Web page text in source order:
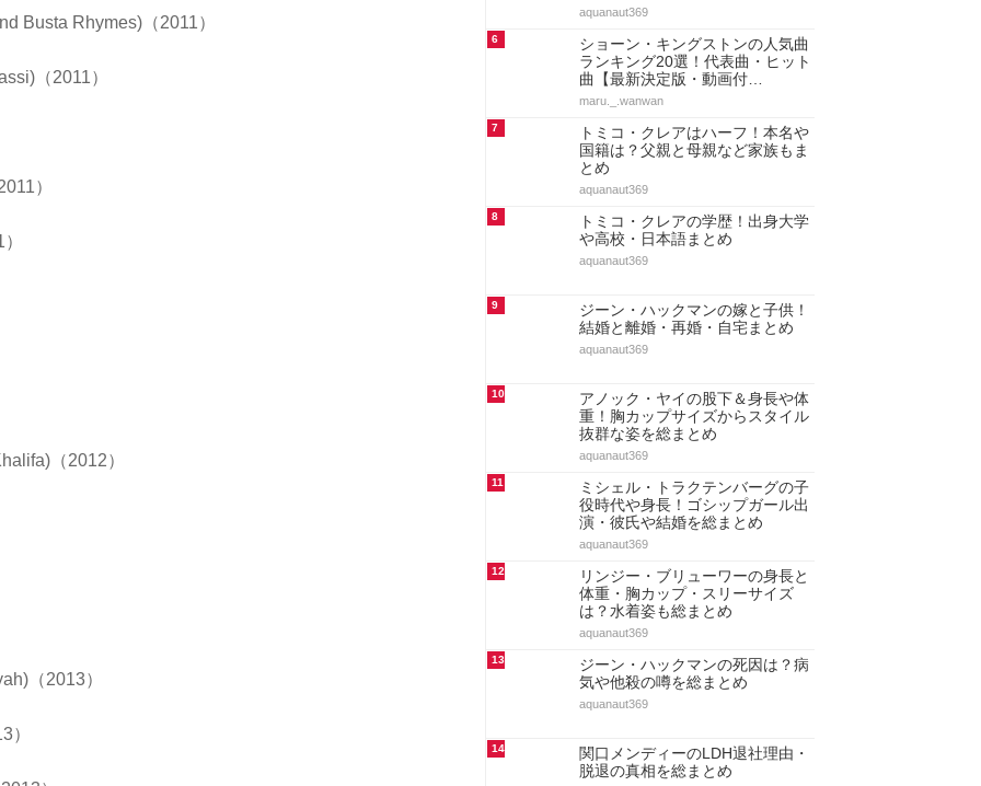
Busta Rhymes)（2011）
（2011）
）
（2012）
（2013）
）
aquanaut369
6
ショーン・キングストンの人気曲
ランキング20選！代表曲・ヒット
曲【最新決定版・動画付…
maru._.wanwan
7
トミコ・クレアはハーフ！本名や
国籍は？父親と母親など家族もま
とめ
aquanaut369
8
トミコ・クレアの学歴！出身大学
や高校・日本語まとめ
aquanaut369
9
ジーン・ハックマンの嫁と子供！
結婚と離婚・再婚・自宅まとめ
aquanaut369
10
アノック・ヤイの股下＆身長や体
重！胸カップサイズからスタイル
抜群な姿を総まとめ
aquanaut369
11
ミシェル・トラクテンバーグの子
役時代や身長！ゴシップガール出
演・彼氏や結婚を総まとめ
aquanaut369
12
リンジー・ブリューワーの身長と
体重・胸カップ・スリーサイズ
は？水着姿も総まとめ
aquanaut369
13
ジーン・ハックマンの死因は？病
気や他殺の噂を総まとめ
aquanaut369
14
関口メンディーのLDH退社理由・
脱退の真相を総まとめ